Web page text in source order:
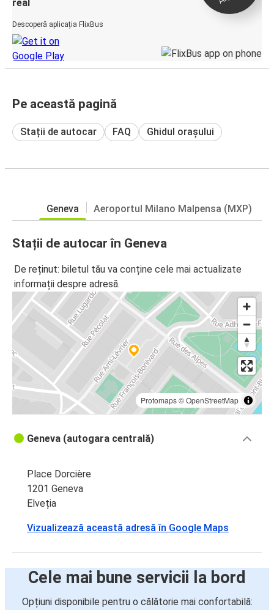
real
Descoperă aplicația FlixBus
Pe această pagină
Stații de autocar FAQ Ghidul orașului
Geneva Aeroportul Milano Malpensa (MXP)
Stații de autocar în Geneva
De reținut: biletul tău va conține cele mai actualizate
informații despre adresă.
Protomaps©OpenStreetMap
Geneva (autogara centrală)
Place Dorcière
1201 Geneva
Elveția
Vizualizează această adresă în Google Maps
Cele mai bune servicii la bord
Opțiuni disponibile pentru o călătorie mai confortabilă: